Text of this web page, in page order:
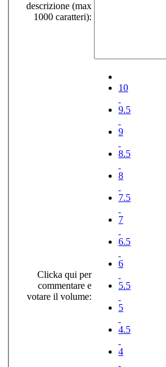
descrizione (max
1000 caratteri):
Clicka qui per
commentare e
votare il volume:
10
9.5
9
8.5
8
7.5
7
6.5
6
5.5
5
4.5
4